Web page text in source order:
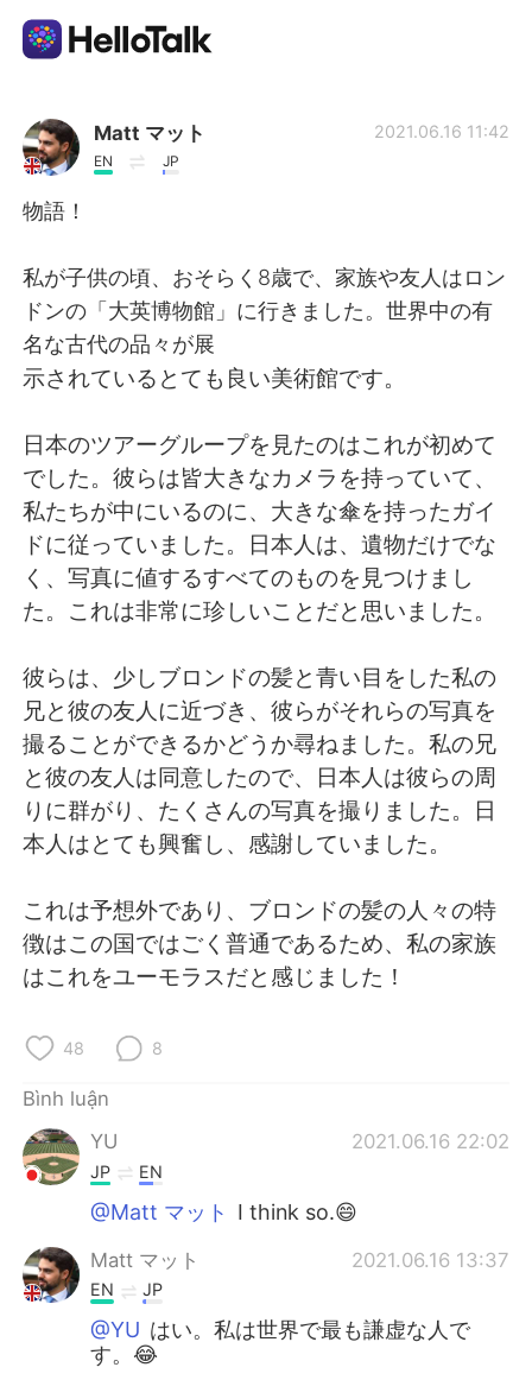
Ứng dụng trao đổi ngôn ngữ
AI Grammar Checker
English
العربية Français
Deutsch 日本語
한국어 Русский
Italiano Türkçe
Português
Matt マット
EN JP
2021.06.16 11:42
物語！
私が子供の頃、おそらく8歳で、家族や友人はロン
ドンの「大英博物館」に行きました。世界中の有
名な古代の品々が展
示されているとても良い美術館です。
日本のツアーグループを見たのはこれが初めて
でした。彼らは皆大きなカメラを持っていて、
私たちが中にいるのに、大きな傘を持ったガイ
ドに従っていました。日本人は、遺物だけでな
く、写真に値するすべてのものを見つけまし
た。これは非常に珍しいことだと思いました。
彼らは、少しブロンドの髪と青い目をした私の
兄と彼の友人に近づき、彼らがそれらの写真を
撮ることができるかどうか尋ねました。私の兄
と彼の友人は同意したので、日本人は彼らの周
りに群がり、たくさんの写真を撮りました。日
本人はとても興奮し、感謝していました。
これは予想外であり、ブロンドの髪の人々の特
徴はこの国ではごく普通であるため、私の家族
はこれをユーモラスだと感じました！
48 8
Bình luận
YU
2021.06.16 22:02
JP EN
@Matt マット I think so.😄
Matt マット 2021.06.16 13:37
EN JP
@YU はい。私は世界で最も謙虚な人で
す。😂